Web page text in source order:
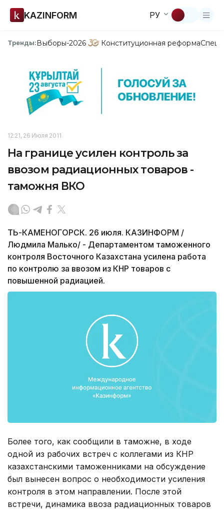
KAZINFORM РУ
Тренды:Выборы-2026 Конституционная реформа
12:21, 26 Июля 2011
На границе усилен контроль за
ввозом радиационных товаров -
таможня ВКО
ТЬ-КАМЕНОГОРСК. 26 июля. КАЗИНФОРМ /
Людмила Малько/ - Департаментом таможенного
контроля Восточного Казахстана усилена работа
по контролю за ввозом из КНР товаров с
повышенной радиацией.
Более того, как сообщили в таможне, в ходе
одной из рабочих встреч с коллегами из КНР
казахстанскими таможенниками на обсуждение
был вынесен вопрос о необходимости усиления
контроля в этом направлении. После этой
встречи, динамика ввоза радиационных товаров